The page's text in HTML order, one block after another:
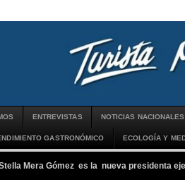
ENTREVISTAS NOTICIAS NACIONALES
GASTRONÓMICO ECOLOGÍA Y
Mera Gómez es la nueva presidenta